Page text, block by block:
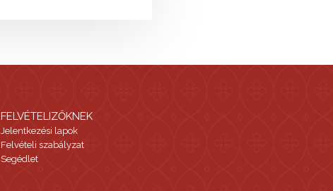
FELVÉTELIZŐKNEK
Jelentkezési lapok
Felvételi szabályzat
Segédlet